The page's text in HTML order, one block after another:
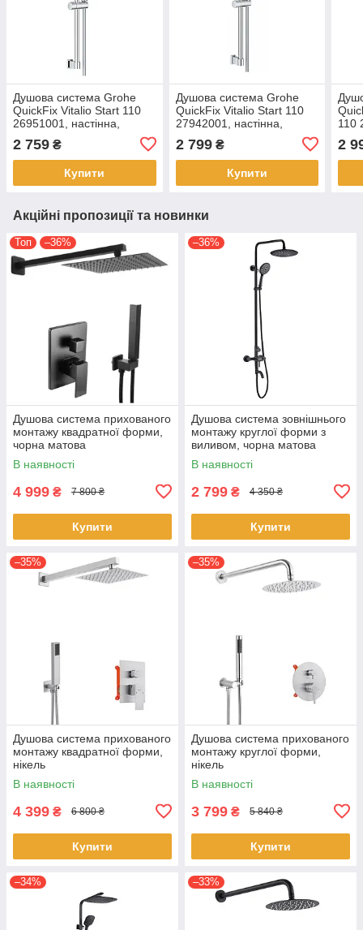
Душова система Grohe
QuickFix Vitalio Start 110
26951001, настінна,
2 759 ₴
Купити
Душова система Grohe
QuickFix Vitalio Start 110
27942001, настінна,
2 799₴
Купити
110
2
Акційні пропозиції та новинки
Топ –36%
Душова система прихованого
монтажу квадратної форми,
чорна матова
В наявності
4 999 ₴ 7 800 ₴
Купити
–36%
Душова система зовнішнього
монтажу круглої форми з
виливом, чорна матова
В наявності
2 799 ₴ 4 350 ₴
Купити
–35%
Душова система прихованого
монтажу квадратної форми,
нікель
В наявності
4 399 ₴ 6 800 ₴
Купити
–35%
Душова система прихованого
монтажу круглої форми,
нікель
В наявності
3 799 ₴ 5 840 ₴
Купити
–34% –33%